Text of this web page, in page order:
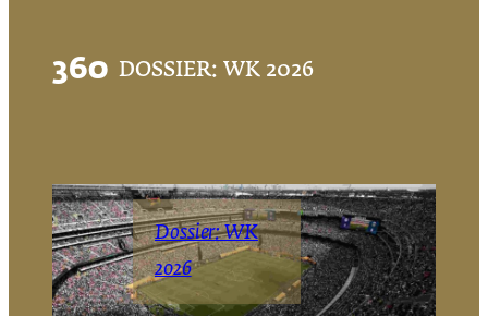
360 DOSSIER: WK 2026
Dossier: WK
2026